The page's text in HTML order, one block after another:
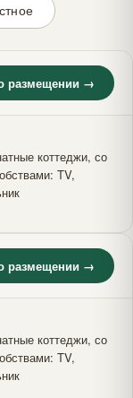
размещении →
коттеджи, со
TV,
размещении →
коттеджи, со
TV,